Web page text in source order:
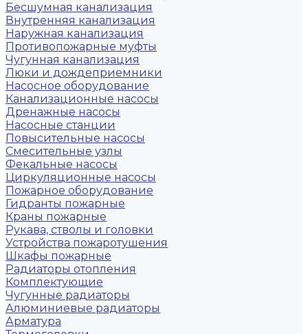
Бесшумная канализация
Внутренняя канализация
Наружная канализация
Противопожарные муфты
Чугунная канализация
Люки и дождеприемники
Насосное оборудование
Канализационные насосы
Дренажные насосы
Насосные станции
Повысительные насосы
Смесительные узлы
Фекальные насосы
Циркуляционные насосы
Пожарное оборудование
Гидранты пожарные
Краны пожарные
Рукава, стволы и головки
Устройства пожаротушения
Шкафы пожарные
Радиаторы отопления
Комплектующие
Чугунные радиаторы
Алюминиевые радиаторы
Арматура